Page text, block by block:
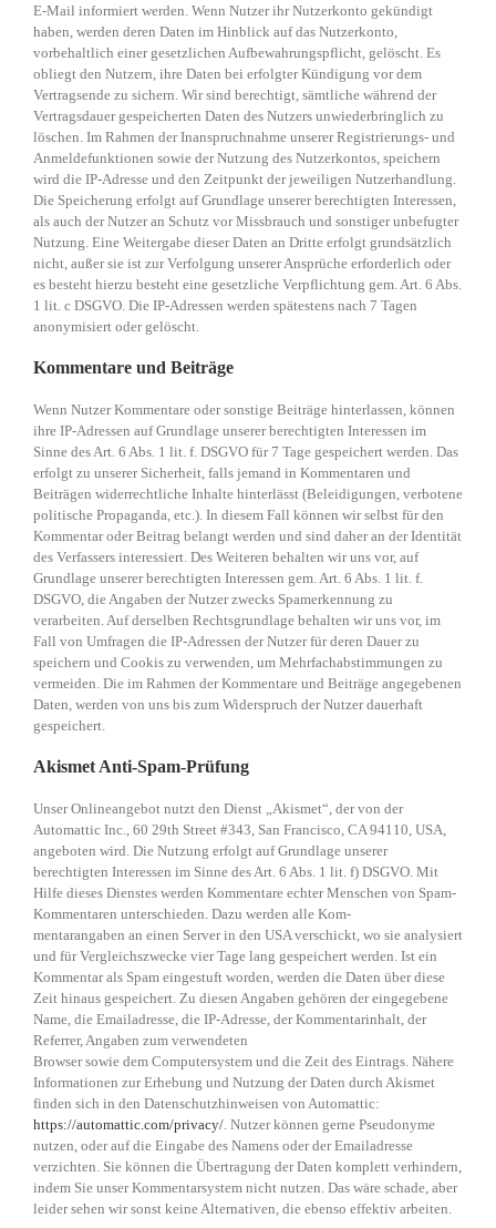
E-Mail informiert werden. Wenn Nutzer ihr Nutzerkonto gekündigt
haben, werden deren Daten im Hinblick auf das Nutzerkonto,
vorbehaltlich einer gesetzlichen Aufbewahrungspflicht, gelöscht. Es
obliegt den Nutzern, ihre Daten bei erfolgter Kündigung vor dem
Vertragsende zu sichern. Wir sind berechtigt, sämtliche während der
Vertragsdauer gespeicherten Daten des Nutzers unwiederbringlich zu
löschen. Im Rahmen der Inanspruchnahme unserer Registrierungs- und
Anmeldefunktionen sowie der Nutzung des Nutzerkontos, speichern
wird die IP-Adresse und den Zeitpunkt der jeweiligen Nutzerhandlung.
Die Speicherung erfolgt auf Grundlage unserer berechtigten Interessen,
als auch der Nutzer an Schutz vor Missbrauch und sonstiger unbefugter
Nutzung. Eine Weitergabe dieser Daten an Dritte erfolgt grundsätzlich
nicht, außer sie ist zur Verfolgung unserer Ansprüche erforderlich oder
es besteht hierzu besteht eine gesetzliche Verpflichtung gem. Art. 6 Abs.
1 lit. c DSGVO. Die IP-Adressen werden spätestens nach 7 Tagen
anonymisiert oder gelöscht.
Kommentare und Beiträge
Wenn Nutzer Kommentare oder sonstige Beiträge hinterlassen, können
ihre IP-Adressen auf Grundlage unserer berechtigten Interessen im
Sinne des Art. 6 Abs. 1 lit. f. DSGVO für 7 Tage gespeichert werden. Das
erfolgt zu unserer Sicherheit, falls jemand in Kommentaren und
Beiträgen widerrechtliche Inhalte hinterlässt (Beleidigungen, verbotene
politische Propaganda, etc.). In diesem Fall können wir selbst für den
Kommentar oder Beitrag belangt werden und sind daher an der Identität
des Verfassers interessiert. Des Weiteren behalten wir uns vor, auf
Grundlage unserer berechtigten Interessen gem. Art. 6 Abs. 1 lit. f.
DSGVO, die Angaben der Nutzer zwecks Spamerkennung zu
verarbeiten. Auf derselben Rechtsgrundlage behalten wir uns vor, im
Fall von Umfragen die IP-Adressen der Nutzer für deren Dauer zu
speichern und Cookis zu verwenden, um Mehrfachabstimmungen zu
vermeiden. Die im Rahmen der Kommentare und Beiträge angegebenen
Daten, werden von uns bis zum Widerspruch der Nutzer dauerhaft
gespeichert.
Akismet Anti-Spam-Prüfung
Unser Onlineangebot nutzt den Dienst „Akismet“, der von der
Automattic Inc., 60 29th Street #343, San Francisco, CA 94110, USA,
angeboten wird. Die Nutzung erfolgt auf Grundlage unserer
berechtigten Interessen im Sinne des Art. 6 Abs. 1 lit. f) DSGVO. Mit
Hilfe dieses Dienstes werden Kommentare echter Menschen von Spam-
Kommentaren unterschieden. Dazu werden alle Kom-
mentarangaben an einen Server in den USA verschickt, wo sie analysiert
und für Vergleichszwecke vier Tage lang gespeichert werden. Ist ein
Kommentar als Spam eingestuft worden, werden die Daten über diese
Zeit hinaus gespeichert. Zu diesen Angaben gehören der eingegebene
Name, die Emailadresse, die IP-Adresse, der Kommentarinhalt, der
Referrer, Angaben zum verwendeten
Browser sowie dem Computersystem und die Zeit des Eintrags. Nähere
Informationen zur Erhebung und Nutzung der Daten durch Akismet
finden sich in den Datenschutzhinweisen von Automattic:
https://automattic.com/privacy/. Nutzer können gerne Pseudonyme
nutzen, oder auf die Eingabe des Namens oder der Emailadresse
verzichten. Sie können die Übertragung der Daten komplett verhindern,
indem Sie unser Kommentarsystem nicht nutzen. Das wäre schade, aber
leider sehen wir sonst keine Alternativen, die ebenso effektiv arbeiten.